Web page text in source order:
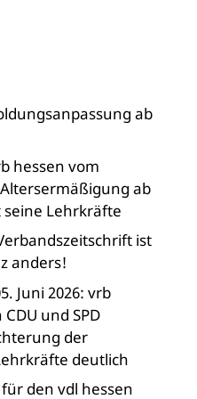
ab
hessen vom
ab
seine Lehrkräfte
ist
anders!
Juni 2026: vrb
und SPD
der
deutlich
den vdl hessen